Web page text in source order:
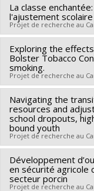
fonctionnement
Chercheur principal :
Sources de
Programmes de
La classe
l'ajustement
Projet de recherche au
Chercheur principal :
Co-chercheurs :
Anne-Sophie Denault
Sources de
sciences humaines
Programmes de
développement de
Exploring the
Bolster Tobacco
smoking.
Projet de recherche au
Chercheur principal :
Co-chercheurs :
Haines-Saah
Sources de
santé du Canada ,
canadienne du
Navigating the
resources and
school dropouts,
bound youth
Projet de recherche au
Chercheur principal :
Co-chercheurs :
Développement
en sécurité agricole
secteur porcin
Projet de recherche au